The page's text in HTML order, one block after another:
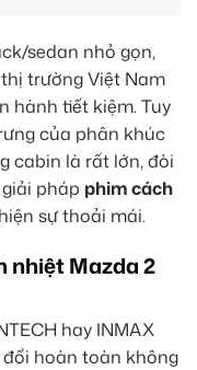
sedan nhỏ gọn,
trường Việt Nam
hành tiết kiệm. Tuy
của phân khúc
cabin là rất lớn, đòi
pháp phim cách
sự thoải mái.
nhiệt Mazda 2
hay INMAX
hoàn toàn không